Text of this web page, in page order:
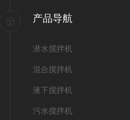
产品导航
潜水搅拌机
混合搅拌机
液下搅拌机
污水搅拌机